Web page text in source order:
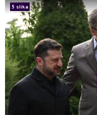
5 slika